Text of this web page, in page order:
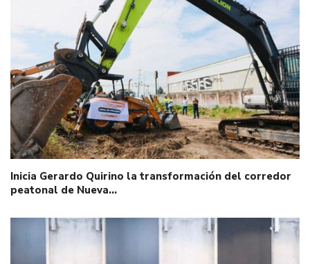
Inicia Gerardo Quirino la transformación del corredor
peatonal de Nueva…